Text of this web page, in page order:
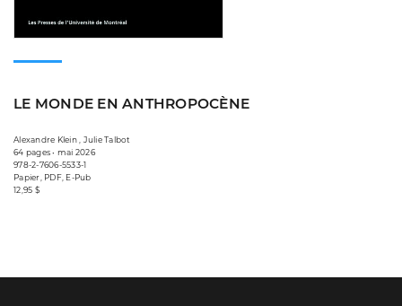
LE MONDE EN ANTHROPOCÈNE
Alexandre Klein , Julie Talbot
64 pages • mai 2026
978-2-7606-5533-1
Papier, PDF, E-Pub
12,95 $